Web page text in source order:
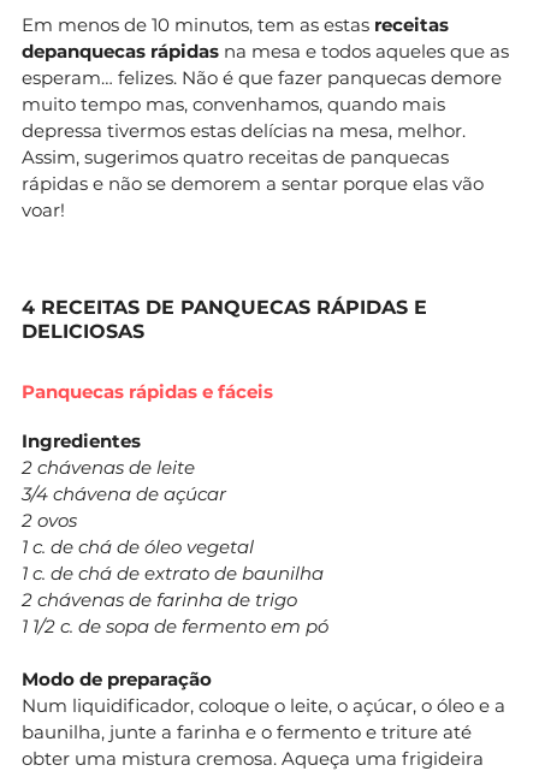
Em menos de 10 minutos, tem as estas receitas
depanquecas rápidas na mesa e todos aqueles que as
esperam… felizes. Não é que fazer panquecas demore
muito tempo mas, convenhamos, quando mais
depressa tivermos estas delícias na mesa, melhor.
Assim, sugerimos quatro receitas de panquecas
rápidas e não se demorem a sentar porque elas vão
voar!
4 RECEITAS DE PANQUECAS RÁPIDAS E
DELICIOSAS
Panquecas rápidas e fáceis
Ingredientes
2 chávenas de leite
3/4 chávena de açúcar
2 ovos
1 c. de chá de óleo vegetal
1 c. de chá de extrato de baunilha
2 chávenas de farinha de trigo
1 1/2 c. de sopa de fermento em pó
Modo de preparação
Num liquidificador, coloque o leite, o açúcar, o óleo e a
baunilha, junte a farinha e o fermento e triture até
obter uma mistura cremosa. Aqueça uma frigideira